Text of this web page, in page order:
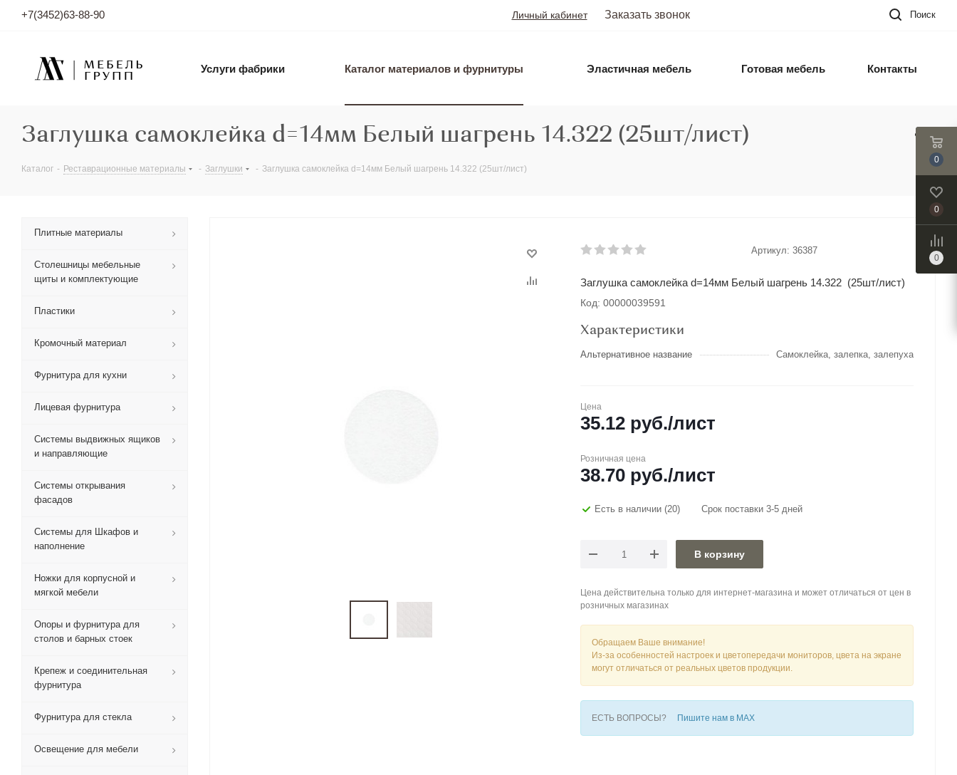
+7(3452)63-88-90 Личный кабинет Заказать звонок Поиск
Услуги фабрики Каталог материалов и фурнитуры Эластичная мебель Готовая мебель Контакты
Заглушка самоклейка d=14мм Белый шагрень 14.322 (25шт/лист)
Каталог - Реставрационные материалы - Заглушки - Заглушка самоклейка d=14мм Белый шагрень 14.322 (25шт/лист)
Артикул: 36387
Заглушка самоклейка d=14мм Белый шагрень 14.322 (25шт/лист)
Код: 00000039591
Характеристики
Альтернативное название Самоклейка, залепка, залепуха
Цена
35.12 руб./лист
Розничная цена
38.70 руб./лист
Есть в наличии (20) Срок поставки 3-5 дней
В корзину
Цена действительна только для интернет-магазина и может отличаться от цен в
розничных магазинах
Обращаем Ваше внимание!
Из-за особенностей настроек и цветопередачи мониторов, цвета на экране
могут отличаться от реальных цветов продукции.
ЕСТЬ ВОПРОСЫ? Пишите нам в MAX
Плитные материалы
Столешницы мебельные
щиты и комплектующие
Пластики
Кромочный материал
Фурнитура для кухни
Лицевая фурнитура
Системы выдвижных ящиков
и направляющие
Системы открывания
фасадов
Системы для Шкафов и
наполнение
Ножки для корпусной и
мягкой мебели
Опоры и фурнитура для
столов и барных стоек
Крепеж и соединительная
фурнитура
Фурнитура для стекла
Освещение для мебели
0
0
0